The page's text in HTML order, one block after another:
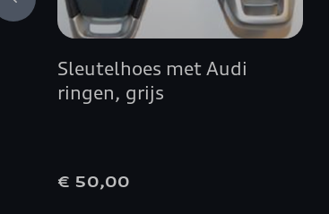
Sleutelhoes met Audi
ringen, grijs
€ 50,00